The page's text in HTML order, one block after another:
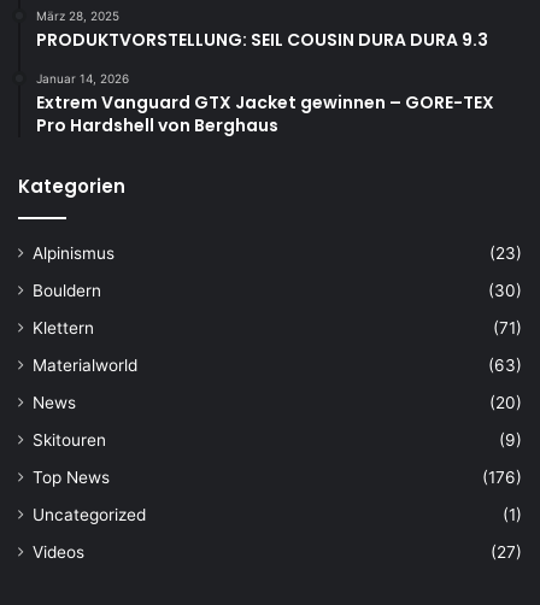
März 28, 2025
PRODUKTVORSTELLUNG: SEIL COUSIN DURA DURA 9.3
Januar 14, 2026
Extrem Vanguard GTX Jacket gewinnen – GORE-TEX
Pro Hardshell von Berghaus
Kategorien
Alpinismus
(23)
Bouldern
(30)
Klettern
(71)
Materialworld
(63)
News
(20)
Skitouren
(9)
Top News
(176)
Uncategorized
(1)
Videos
(27)